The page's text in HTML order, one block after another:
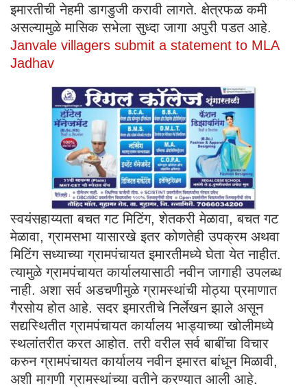
इमारतीची नेहमी डागडुजी करावी लागते. क्षेत्रफळ कमी
असल्यामुळे मासिक सभेला सुध्दा जागा अपुरी पडत आहे.
Janvale villagers submit a statement to MLA
Jadhav
स्वयंसहाय्यता बचत गट मिटिंग, शेतकरी मेळावा, बचत गट
मेळावा, ग्रामसभा यासारखे इतर कोणतेही उपक्रम अथवा
मिटिंग सध्याच्या ग्रामपंचायत इमारतीमध्ये घेता येत नाहीत.
त्यामुळे ग्रामपंचायत कार्यालयासाठी नवीन जागाही उपलब्ध
नाही. अशा सर्व अडचणीमुळे ग्रामस्थांची मोठ्या प्रमाणात
गैरसोय होत आहे. सदर इमारतीचे निर्लेखन झाले असून
सद्यस्थितीत ग्रामपंचायत कार्यालय भाड्याच्या खोलीमध्ये
स्थलांतरीत करत आहोत. तरी वरील सर्व बाबींचा विचार
करुन ग्रामपंचायत कार्यालय नवीन इमारत बांधून मिळावी,
अशी मागणी ग्रामस्थांच्या वतीने करण्यात आली आहे.